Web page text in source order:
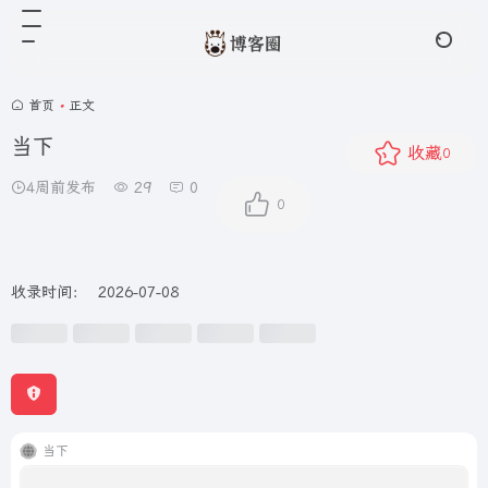
首页 • 正文
当下
4周前发布 29 0
0
收藏0
收录时间： 2026-07-08
当下